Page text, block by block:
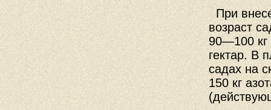
При
возраст
90—100 кг
гектар. В
садах на
150 кг